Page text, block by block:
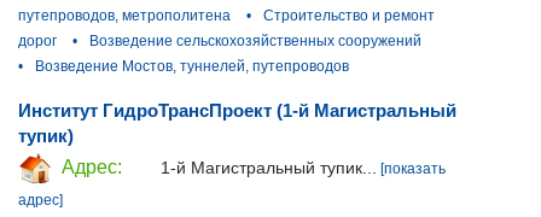
путепроводов, метрополитена
•
Строительство и ремонт
дорог
•
Возведение сельскохозяйственных сооружений
•
Возведение Мостов, туннелей, путепроводов
Институт ГидроТрансПроект (1-й Магистральный
тупик)
Адрес:
1-й Магистральный тупик...
[показать
адрес]